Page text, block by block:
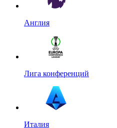
Англия
Лига конференций
Италия